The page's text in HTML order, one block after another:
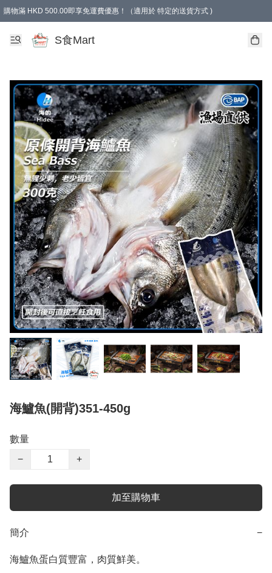
購物滿 HKD 500.00即享免運費優惠！（適用於 特定的送貨方式 )
S食Mart
海鱸魚(開背)351-450g
數量
−
+
加至購物車
簡介 −
海鱸魚蛋白質豐富，肉質鮮美。